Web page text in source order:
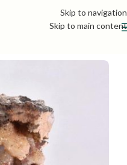
Skip to navigation
Skip to main content